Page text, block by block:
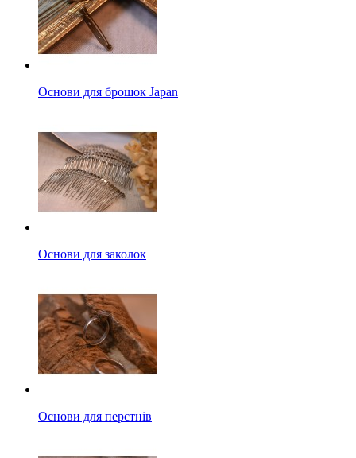
Основи для брошок Japan
Основи для заколок
Основи для перстнів